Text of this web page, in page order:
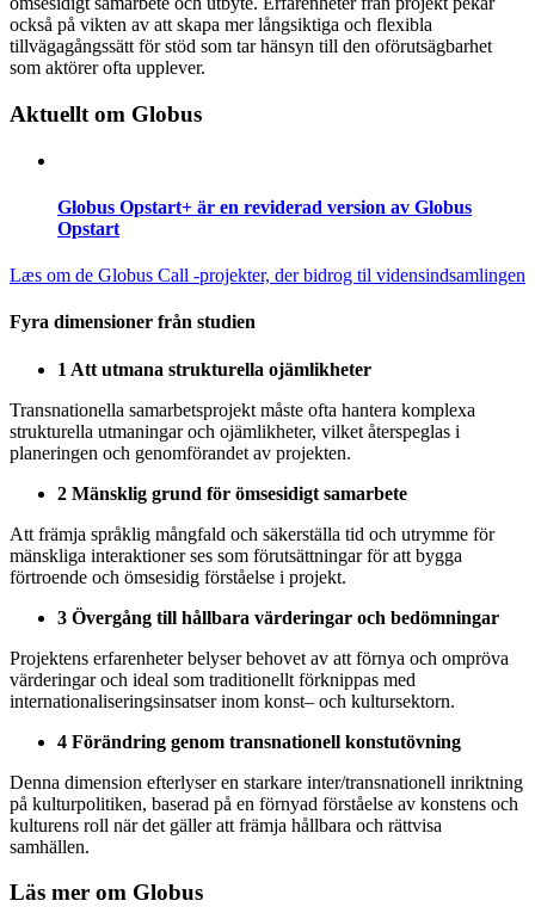
också på vikten av att skapa mer långsiktiga och flexibla
tillvägagångssätt för stöd som tar hänsyn till den oförutsägbarhet
som aktörer ofta upplever.
Aktuellt om Globus
Globus Opstart+ är en reviderad version av Globus
Opstart
Læs om de Globus Call -projekter, der bidrog til vidensindsamlingen
Fyra dimensioner från studien
1 Att utmana strukturella ojämlikheter
Transnationella samarbetsprojekt måste ofta hantera komplexa
strukturella utmaningar och ojämlikheter, vilket återspeglas i
planeringen och genomförandet av projekten.
2 Mänsklig grund för ömsesidigt samarbete
Att främja språklig mångfald och säkerställa tid och utrymme för
mänskliga interaktioner ses som förutsättningar för att bygga
förtroende och ömsesidig förståelse i projekt.
3 Övergång till hållbara värderingar och bedömningar
Projektens erfarenheterbelyser behovet av att förnya och ompröva
värderingar och ideal som traditionellt förknippas med
internationaliseringsinsatser inom konst– och kultursektorn.
4 Förändring genom transnationell konstutövning
Denna dimension efterlyser en starkare inter/transnationell inriktning
på kulturpolitiken, baserad på en förnyad förståelse av konstens och
kulturens roll närdet gäller att främja hållbara och rättvisa
samhällen.
Läs mer om Globus